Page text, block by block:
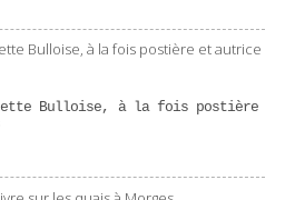
Bulloise, à la fois postière